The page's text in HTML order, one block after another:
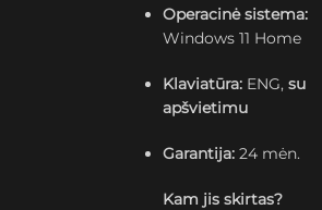
Operacinė sistema:
Windows 11 Home
Klaviatūra: ENG,su
apšvietimu
Garantija: 24 mėn.
Kam jis skirtas?